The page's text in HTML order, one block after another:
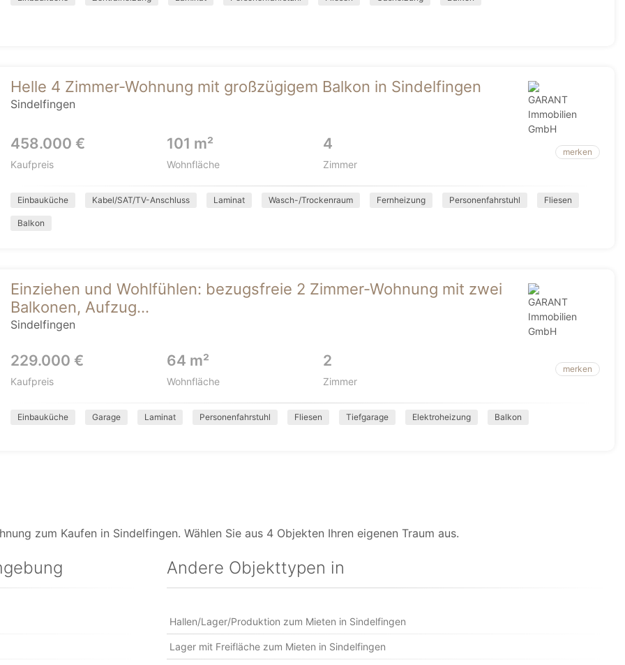
Helle 4 Zimmer-Wohnung mit großzügigem Balkon in Sindelfingen
Sindelfingen
458.000 €
Kaufpreis
101 m²
Wohnfläche
4
Zimmer
merken
Einbauküche Kabel/SAT/TV-Anschluss Laminat Wasch-/Trockenraum Fernheizung Personenfahrstuhl Fliesen
Balkon
Einziehen und Wohlfühlen: bezugsfreie 2 Zimmer-Wohnung mit zwei
Balkonen, Aufzug...
Sindelfingen
229.000 €
Kaufpreis
64 m²
Wohnfläche
2
Zimmer
merken
Einbauküche Garage Laminat Personenfahrstuhl Fliesen Tiefgarage Elektroheizung Balkon
zum Kaufen in Sindelfingen. Wählen Sie aus 4 Objekten Ihren eigenen Traum aus.
Andere Objekttypen in
Hallen/Lager/Produktion zum Mieten in Sindelfingen
Lager mit Freifläche zum Mieten in Sindelfingen